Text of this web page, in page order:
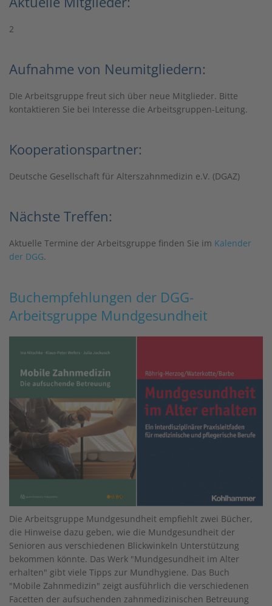
2
Aufnahme von Neumitgliedern:
DIe Arbeitsgruppe freut sich über neue Mitglieder. Bitte
kontaktieren Sie bei Interesse die Arbeitsgruppen-Leitung.
Kooperationspartner:
Deutsche Gesellschaft für Alterszahnmedizin e.V. (DGAZ)
Nächste Treffen:
Aktuelle Termine der Arbeitsgruppe finden Sie im Kalender
der DGG.
Buchempfehlungen der DGG-
Arbeitsgruppe Mundgesundheit
Die Arbeitsgruppe Mundgesundheit empfiehlt zwei Bücher,
die Hinweise dazu geben, wie die Mundgesundheit der
Senioren aus verschiedenen Blickwinkeln Unterstützung
bekommen könnte. Das Werk "Mundgesundheit im Alter
erhalten" gibt viele Tipps zur Mundhygiene. Das Buch
"Mobile Zahnmedizin" zeigt ausführlich die verschiedenen
Facetten der aufsuchenden zahnmedizinischen Betreuung